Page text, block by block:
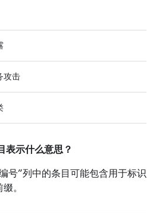
攻击
表示什么意思？
号”列中的条目可能包含用于标识
。